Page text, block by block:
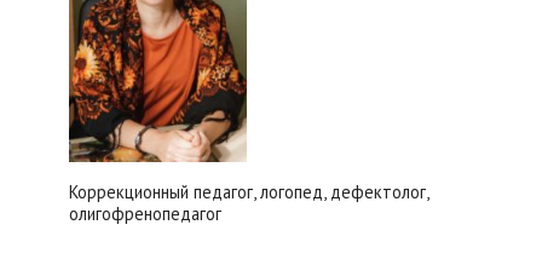
Коррекционный педагог, логопед, дефектолог,
олигофренопедагог